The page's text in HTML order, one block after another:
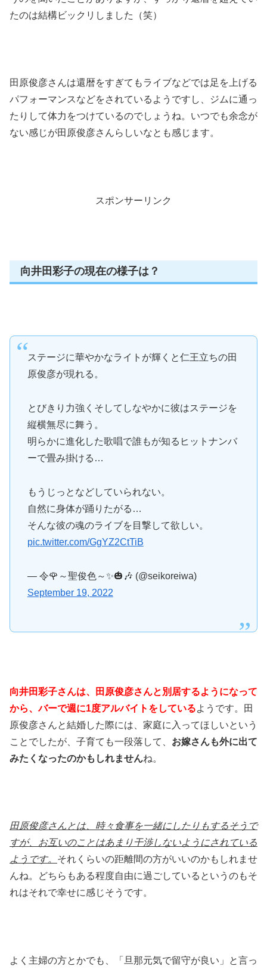
たのは結構ビックリしました（笑）
田原俊彦さんは還暦をすぎてもライブなどでは足を上げる
パフォーマンスなどをされているようですし、ジムに通っ
たりして体力をつけているのでしょうね。いつでも余念が
ない感じが田原俊彦さんらしいなとも感じます。
スポンサーリンク
向井田彩子の現在の様子は？
ステージに華やかなライトが輝くと仁王立ちの田
原俊彦が現れる。
とびきり力強くそしてしなやかに彼はステージを
縦横無尽に舞う。
明らかに進化した歌唱で誰もが知るヒットナンバ
ーで畳み掛ける…
もうじっとなどしていられない。
自然に身体が踊りたがる…
そんな彼の魂のライブを目撃して欲しい。
pic.twitter.com/GgYZ2CtTiB
— 令🌹～聖俊色～✨🎃🎶 (@seikoreiwa)
September 19, 2022
向井田彩子さんは、田原俊彦さんと別居するようになって
から、バーで週に1度アルバイトをしているようです。田
原俊彦さんと結婚した際には、家庭に入ってほしいという
ことでしたが、子育ても一段落して、 お嫁さんも外に出て
みたくなったのかもしれませんね。
田原俊彦さんとは、時々食事を一緒にしたりもするそうで
すが、お互いのことはあまり干渉しないようにされている
ようです。 それくらいの距離間の方がいいのかもしれませ
んね。どちらもある程度自由に過ごしているというのもそ
れはそれで幸せに感じそうです。
よく主婦の方とかでも、「旦那元気で留守が良い」と言っ